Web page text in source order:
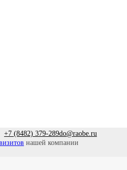
+7 (8482) 379-289do@raobe.ru
нашей компании